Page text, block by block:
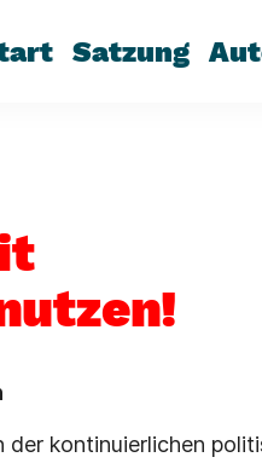
Satzung
der kontinuierlichen